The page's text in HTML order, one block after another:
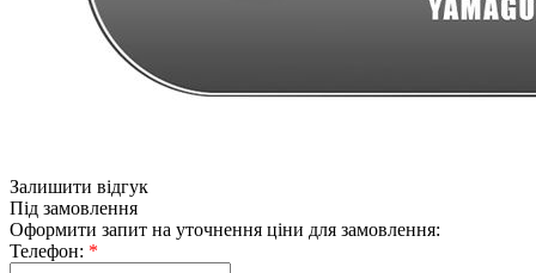
Залишити відгук
Під замовлення
Оформити запит на уточнення ціни для замовлення:
Телефон: *